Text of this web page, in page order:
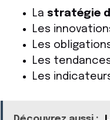
La stratégie
Les
Les
Les
Les